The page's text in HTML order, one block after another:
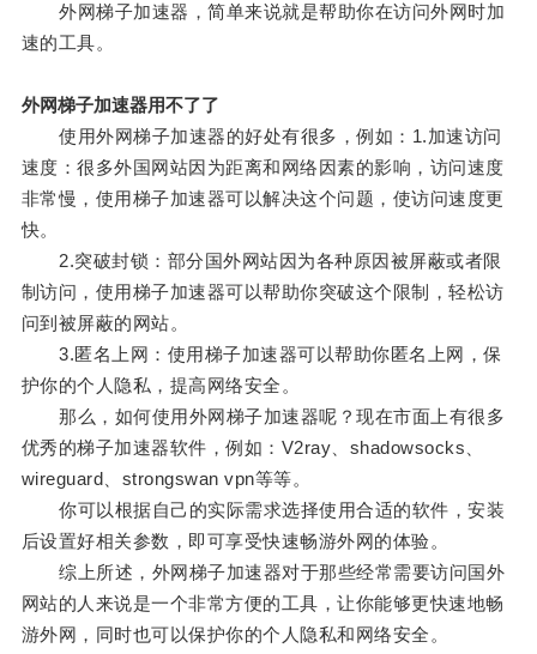
外网梯子加速器，简单来说就是帮助你在访问外网时加
速的工具。
外网梯子加速器用不了了
使用外网梯子加速器的好处有很多，例如：1.加速访问
速度：很多外国网站因为距离和网络因素的影响，访问速度
非常慢，使用梯子加速器可以解决这个问题，使访问速度更
快。
2.突破封锁：部分国外网站因为各种原因被屏蔽或者限
制访问，使用梯子加速器可以帮助你突破这个限制，轻松访
问到被屏蔽的网站。
3.匿名上网：使用梯子加速器可以帮助你匿名上网，保
护你的个人隐私，提高网络安全。
那么，如何使用外网梯子加速器呢？现在市面上有很多
优秀的梯子加速器软件，例如：V2ray、shadowsocks、
wireguard、strongswan vpn等等。
你可以根据自己的实际需求选择使用合适的软件，安装
后设置好相关参数，即可享受快速畅游外网的体验。
综上所述，外网梯子加速器对于那些经常需要访问国外
网站的人来说是一个非常方便的工具，让你能够更快速地畅
游外网，同时也可以保护你的个人隐私和网络安全。